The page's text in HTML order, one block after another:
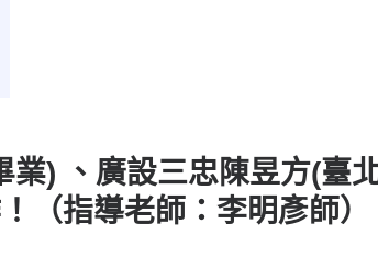
) 、廣設三忠陳昱方(臺
（指導老師：李明彥師）